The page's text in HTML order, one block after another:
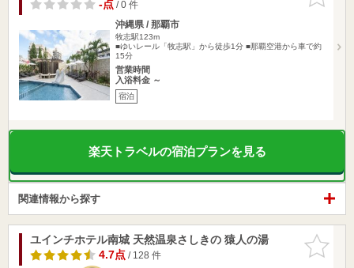
-点/ 0 件
沖縄県 / 那覇市
牧志駅123m
■ゆいレール「牧志駅」から徒歩1分 ■那覇空港から車で約
15分
営業時間
入浴料金 ～
宿泊
楽天トラベルの宿泊プランを見る
関連情報から探す
お気に入
りに追加
ユインチホテル南城 天然温泉さしきの 猿人の湯
4.7点/ 128 件